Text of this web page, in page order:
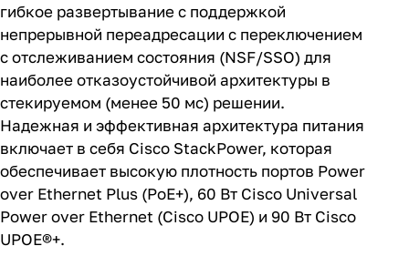
гибкое развертывание с поддержкой
непрерывной переадресации с переключением
с отслеживанием состояния (NSF/SSO) для
наиболее отказоустойчивой архитектуры в
стекируемом (менее 50 мс) решении.
Надежная и эффективная архитектура питания
включает в себя Cisco StackPower, которая
обеспечивает высокую плотность портов Power
over Ethernet Plus (PoE+), 60 Вт Cisco Universal
Power over Ethernet (Cisco UPOE) и 90 Вт Cisco
UPOE®+.